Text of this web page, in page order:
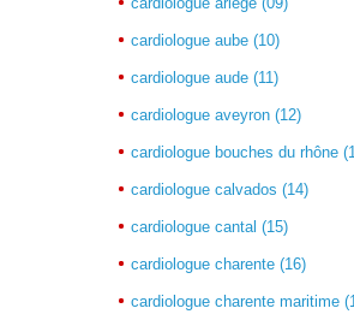
cardiologue aube (10)
cardiologue aude (11)
cardiologue aveyron (12)
cardiologue bouches du rhône
cardiologue calvados (14)
cardiologue cantal (15)
cardiologue charente (16)
cardiologue charente maritime